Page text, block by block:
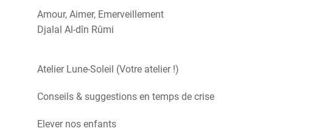
Amour, Aimer, Emerveillement
Djalal Al-dîn Rûmi
Atelier Lune-Soleil (Votre atelier !)
Conseils & suggestions en temps de crise
Elever nos enfants